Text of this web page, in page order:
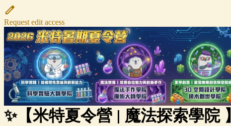
Request edit access
✨【米特夏令營 | 魔法探索學院 】